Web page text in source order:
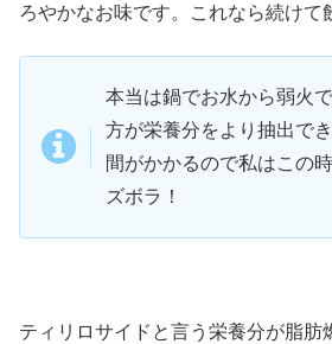
ろやかなお味です。これなら続けて
本当は鍋でお水から弱火
方が栄養分をより抽出で
間がかかるので私はこの
ズボラ！
ティリロサイドと言う栄養分が脂肪